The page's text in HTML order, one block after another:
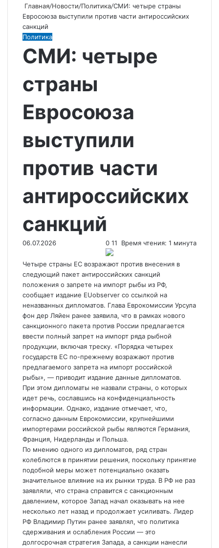
Главная/Новости/Политика/СМИ: четыре страны
Евросоюза выступили против части антироссийских
санкций
Политика
СМИ: четыре
страны
Евросоюза
выступили
против части
антироссийских
санкций
06.07.2026 0 11 Время чтения: 1 минута
Четыре страны ЕС возражают против внесения в
следующий пакет антироссийских санкций
положения о запрете на импорт рыбы из РФ,
сообщает издание EUobserver со ссылкой на
неназванных дипломатов. Глава Еврокомиссии Урсула
фон дер Ляйен ранее заявила, что в рамках нового
санкционного пакета против России предлагается
ввести полный запрет на импорт ряда рыбной
продукции, включая треску. «Порядка четырех
государств ЕС по-прежнему возражают против
предлагаемого запрета на импорт российской
рыбы», — приводит издание данные дипломатов.
При этом дипломаты не назвали страны, о которых
идет речь, сославшись на конфиденциальность
информации. Однако, издание отмечает, что,
согласно данным Еврокомиссии, крупнейшими
импортерами российской рыбы являются Германия,
Франция, Нидерланды и Польша.
По мнению одного из дипломатов, ряд стран
колеблются в принятии решения, поскольку принятие
подобной меры может потенциально оказать
значительное влияние на их рынки труда. В РФ не раз
заявляли, что страна справится с санкционным
давлением, которое Запад начал оказывать на нее
несколько лет назад и продолжает усиливать. Лидер
РФ Владимир Путин ранее заявлял, что политика
сдерживания и ослабления России — это
долгосрочная стратегия Запада, а санкции нанесли